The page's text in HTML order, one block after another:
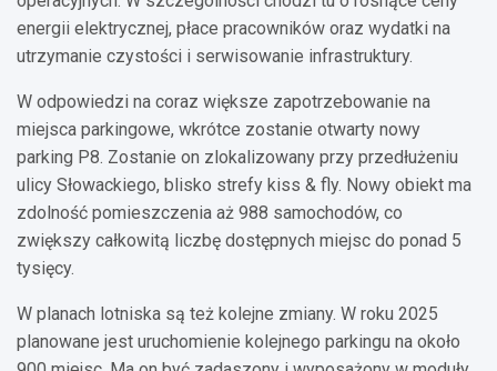
energii elektrycznej, płace pracowników oraz wydatki na
utrzymanie czystości i serwisowanie infrastruktury.
W odpowiedzi na coraz większe zapotrzebowanie na
miejsca parkingowe, wkrótce zostanie otwarty nowy
parking P8. Zostanie on zlokalizowany przy przedłużeniu
ulicy Słowackiego, blisko strefy kiss & fly. Nowy obiekt ma
zdolność pomieszczenia aż 988 samochodów, co
zwiększy całkowitą liczbę dostępnych miejsc do ponad 5
tysięcy.
W planach lotniska są też kolejne zmiany. W roku 2025
planowane jest uruchomienie kolejnego parkingu na około